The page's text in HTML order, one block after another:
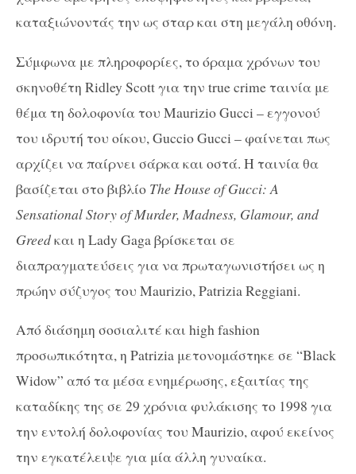
καταξιώνοντάς την ως σταρ και στη μεγάλη οθόνη.
Σύμφωνα με πληροφορίες, το όραμα χρόνων του
σκηνοθέτη Ridley Scott για την true crime ταινία με
θέμα τη δολοφονία του Maurizio Gucci – εγγονού
του ιδρυτή του οίκου, Guccio Gucci – φαίνεται πως
αρχίζει να παίρνει σάρκα και οστά. Η ταινία θα
βασίζεται στο βιβλίο The House of Gucci: A
Sensational Story of Murder, Madness, Glamour, and
Greedκαι η Lady Gaga βρίσκεται σε
διαπραγματεύσεις για να πρωταγωνιστήσει ως η
πρώην σύζυγος του Maurizio, Patrizia Reggiani.
Από διάσημη σοσιαλιτέ και high fashion
προσωπικότητα, η Patrizia μετονομάστηκε σε “Black
Widow” από τα μέσα ενημέρωσης, εξαιτίας της
καταδίκης της σε 29 χρόνια φυλάκισης το 1998 για
την εντολή δολοφονίας του Maurizio, αφού εκείνος
την εγκατέλειψε για μία άλλη γυναίκα.